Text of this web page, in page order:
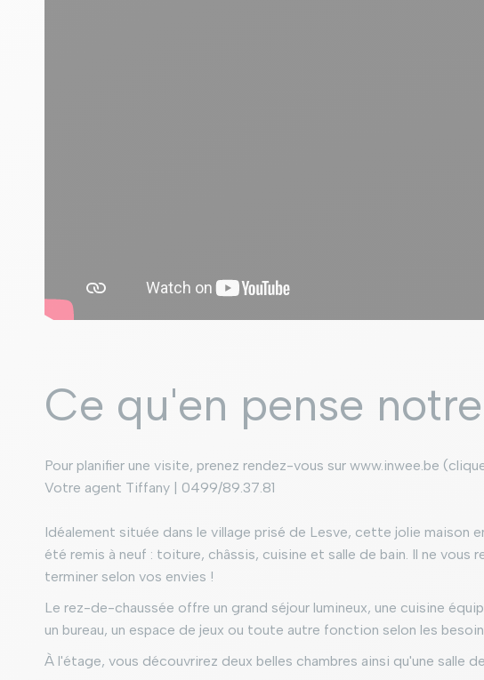
Ce qu'en pense
Pour planifier une visite, prenez rendez-vous sur www.inwee.be
Votre agent Tiffany | 0499/89.37.81
Idéalement située dans le village prisé de Lesve, cette jolie
été remis à neuf : toiture, châssis, cuisine et salle de bain. Il ne
terminer selon vos envies !
Le rez-de-chaussée offre un grand séjour lumineux, une cuisine
un bureau, un espace de jeux ou toute autre fonction selon les
À l'étage, vous découvrirez deux belles chambres ainsi qu'une salle